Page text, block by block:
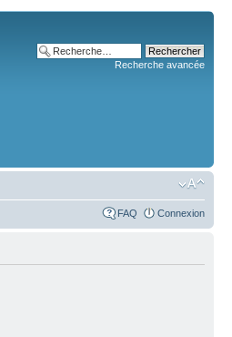
Recherche avancée
FAQ Connexion